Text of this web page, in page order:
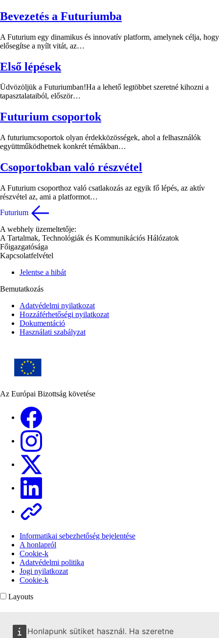
Honlapunk sütiket használ. Ha szeretne
Bevezetés a Futuriumba
A Futurium egy dinamikus és innovatív platform, amelynek célja, hogy
elősegítse a nyílt vitát, az…
Első lépések
Üdvözöljük a Futuriumban!Ha a lehető legtöbbet szeretné kihozni a
tapasztalataiból, először…
Futurium csoportok
A futuriumcsoportok olyan érdekközösségek, ahol a felhasználók
együttműködhetnek konkrét témákban…
Csoportokban való részvétel
A Futurium csoporthoz való csatlakozás az egyik fő lépés, az aktív
részvétel az, ami a platformot…
Futurium
A webhely üzemeltetője:
A Tartalmak, Technológiák és Kommunikációs Hálózatok
Főigazgatósága
Kapcsolatfelvétel
Jelentse a hibát
Bemutatkozás
Adatvédelmi nyilatkozat
Hozzáférhetőségi nyilatkozat
Dokumentáció
Használati szabályzat
Az Európai Bizottság követése
Informatikai sebezhetőség bejelentése
A honlapról
Cookie-k
Adatvédelmi politika
Jogi nyilatkozat
Cookie-k
Layouts